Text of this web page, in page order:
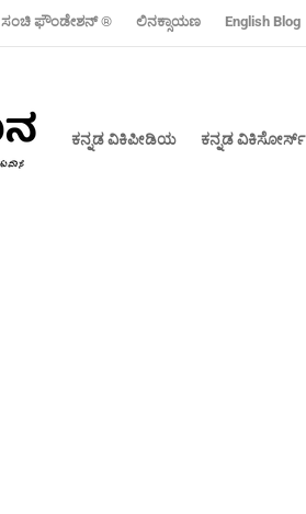
ಸಂಚಿ ಫೌಂಡೇಶನ್ ‍® ಲಿನಕ್ಸಾಯಣ ‍English Blog
ಕನ್ನಡ ವಿಕಿಪೀಡಿಯ ಕನ್ನಡ ವಿಕಿಸೋರ್ಸ್